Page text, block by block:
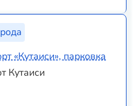
«Кутаиси», парковка
Кутаиси